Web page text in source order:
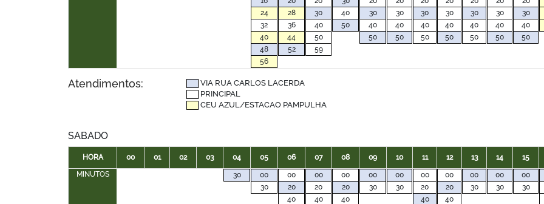
24
32
40
48
56
28
36
44
52
30
40
50
59
40
50
30
40
50
30
40
50
30
40
50
30
40
50
30
40
50
30
40
50
30
40
50
Atendimentos:
VIA RUA CARLOS LACERDA
PRINCIPAL
CEU AZUL/ESTACAO PAMPULHA
SABADO
HORA 00 01 02 03 04 05 06 07 08 09 10 11 12 13 14 15
MINUTOS
30
00
30
00
20
40
00
20
40
00
20
40
00
30
00
30
00
20
40
00
20
40
00
30
00
30
00
30